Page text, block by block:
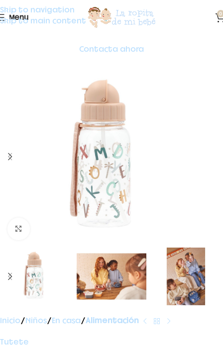
Skip to navigation
Skip to main content
Menu 0
Contacta ahora
Inicio Niños En casa Alimentación
Tutete